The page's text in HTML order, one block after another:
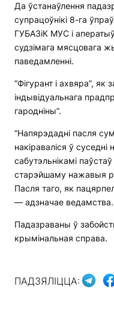
Да ўстанаўлення
супрацоўнікі 8-га
ГУБАЗіК МУС і
судзімага мясцовага
паведамленні.
“Фігурант і ахвяра”, як
індывідуальнага
гародніны”.
“Напярэдадні пасля
накіраваліся ў
сабутэльнікамі
старэйшаму нажавыя
Пасля таго, як
— адзначае ведамства.
Падазраваны ў
крымінальная справа.
ПАДЗЯЛІЦЦА: